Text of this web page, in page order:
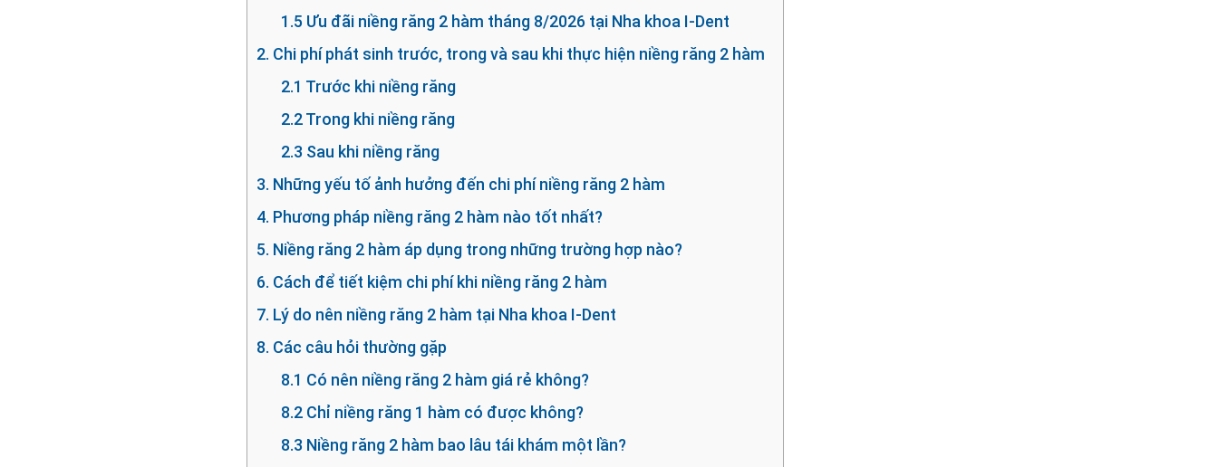
1.5 Ưu đãi niềng răng 2 hàm tháng 8/2026 tại Nha khoa I-Dent
2. Chi phí phát sinh trước, trong và sau khi thực hiện niềng răng 2 hàm
2.1 Trước khi niềng răng
2.2 Trong khi niềng răng
2.3 Sau khi niềng răng
3. Những yếu tố ảnh hưởng đến chi phí niềng răng 2 hàm
4. Phương pháp niềng răng 2 hàm nào tốt nhất?
5. Niềng răng 2 hàm áp dụng trong những trường hợp nào?
6. Cách để tiết kiệm chi phí khi niềng răng 2 hàm
7. Lý do nên niềng răng 2 hàm tại Nha khoa I-Dent
8. Các câu hỏi thường gặp
8.1 Có nên niềng răng 2 hàm giá rẻ không?
8.2 Chỉ niềng răng 1 hàm có được không?
8.3 Niềng răng 2 hàm bao lâu tái khám một lần?